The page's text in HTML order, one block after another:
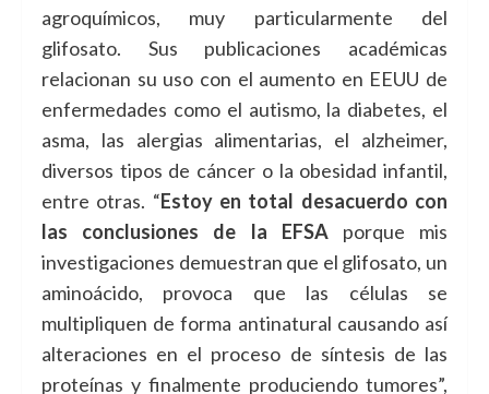
agroquímicos, muy particularmente del
glifosato. Sus publicaciones académicas
relacionan su uso con el aumento en EEUU de
enfermedades como el autismo, la diabetes, el
asma, las alergias alimentarias, el alzheimer,
diversos tipos de cáncer o la obesidad infantil,
entre otras. “Estoy en total desacuerdo con
las conclusiones de la EFSA porque mis
investigaciones demuestran que el glifosato, un
aminoácido, provoca que las células se
multipliquen de forma antinatural causando así
alteraciones en el proceso de síntesis de las
proteínas y finalmente produciendo tumores”,